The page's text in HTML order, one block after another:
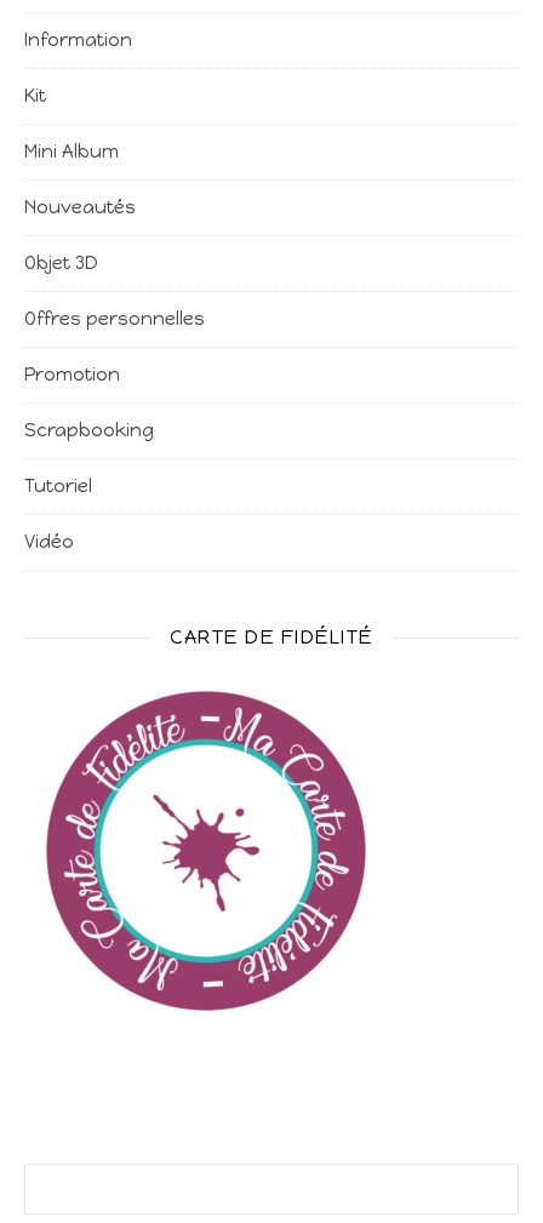
Information
Kit
Mini Album
Nouveautés
Objet 3D
Offres personnelles
Promotion
Scrapbooking
Tutoriel
Vidéo
CARTE DE FIDÉLITÉ